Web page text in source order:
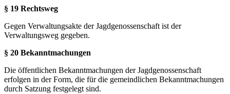
§ 19 Rechtsweg
Gegen Verwaltungsakte der Jagdgenossenschaft ist der
Verwaltungsweg gegeben.
§ 20 Bekanntmachungen
Die öffentlichen Bekanntmachungen der Jagdgenossenschaft
erfolgen in der Form, die für die gemeindlichen Bekanntmachungen
durch Satzung festgelegt sind.